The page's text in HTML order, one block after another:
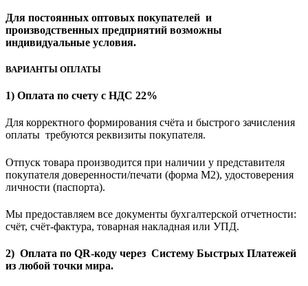
Для постоянных оптовых покупателей и
производственных предприятий возможны
индивидуальные условия.
ВАРИАНТЫ ОПЛАТЫ
1) Оплата по счету с НДС 22%
Для корректного формирования счёта и быстрого зачисления
оплаты требуются реквизиты покупателя.
Отпуск товара производится при наличии у представителя
покупателя доверенности/печати (форма M2), удостоверения
личности (паспорта).
Мы предоставляем все документы бухгалтерской отчетности:
счёт, счёт-фактура, товарная накладная или УПД.
2) Оплата по QR-коду через Систему Быстрых Платежей
из любой точки мира.